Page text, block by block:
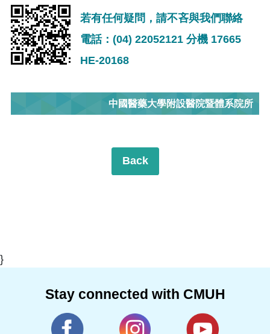
若有任何疑問，請不吝與我們聯絡
電話：(04) 22052121 分機 17665
HE-20168
中國醫藥大學附設醫院暨體系院所
Back
}
Stay connected with CMUH